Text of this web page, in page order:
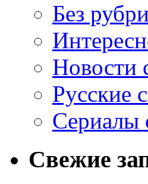
Без
Новости
Русские
Сериалы
Свежие